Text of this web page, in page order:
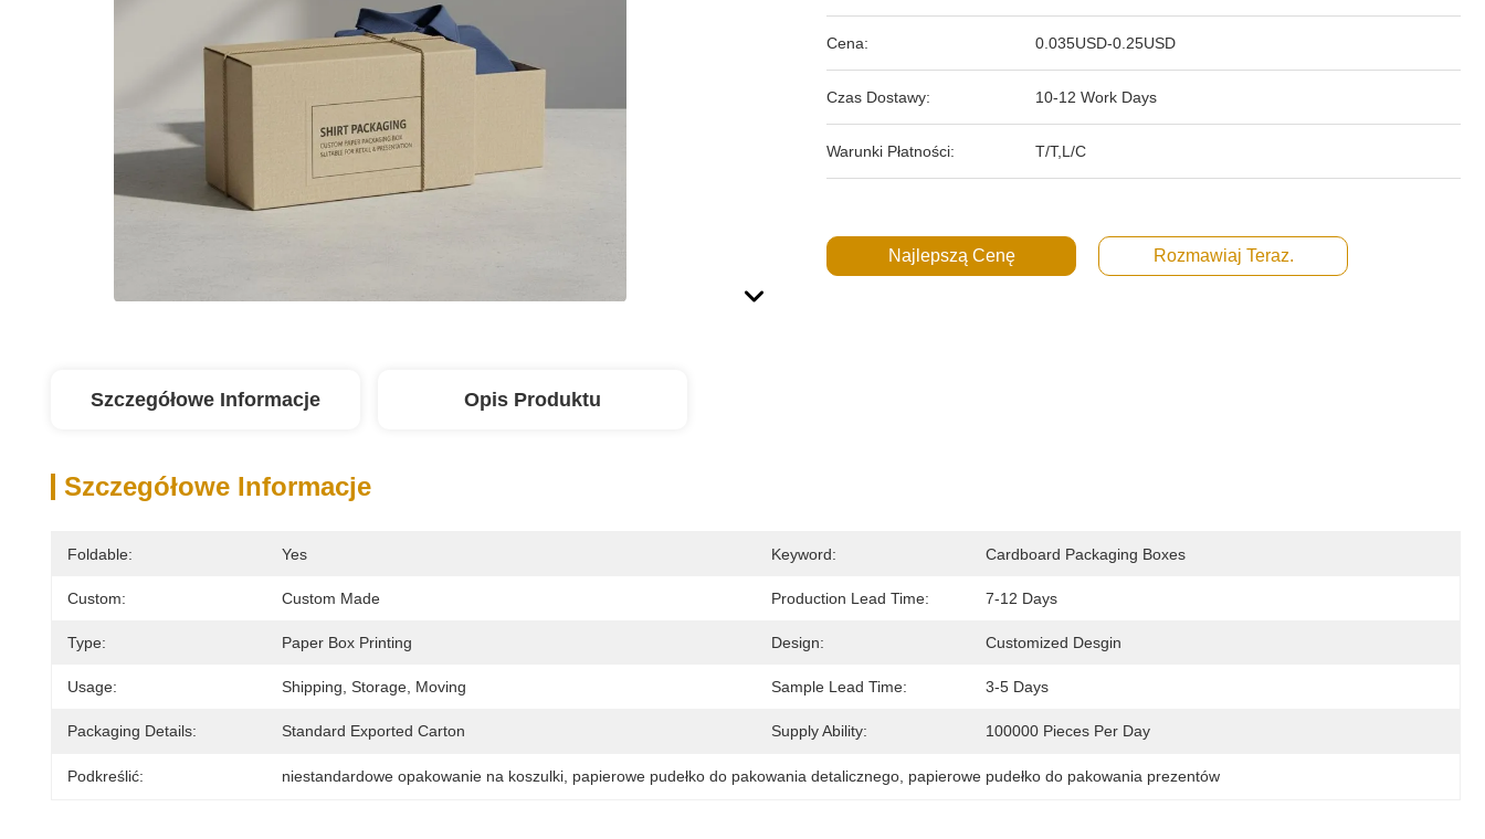
Cena: 0.035USD-0.25USD
Czas Dostawy: 10-12 Work Days
Warunki Płatności: T/T,L/C
Najlepszą Cenę Rozmawiaj Teraz.
Szczegółowe Informacje Opis Produktu
Szczegółowe Informacje
Foldable: Yes Keyword: Cardboard Packaging Boxes
Custom: Custom Made Production Lead Time: 7-12 Days
Type: Paper Box Printing Design: Customized Desgin
Usage: Shipping, Storage, Moving Sample Lead Time: 3-5 Days
Packaging Details: Standard Exported Carton Supply Ability: 100000 Pieces Per Day
Podkreślić: niestandardowe opakowanie na koszulki papierowe pudełko do pakowania detalicznego papierowe pudełko do pakowania prezentów